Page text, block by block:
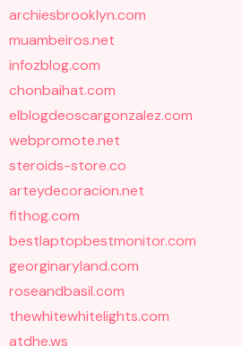
archiesbrooklyn.com
muambeiros.net
infozblog.com
chonbaihat.com
elblogdeoscargonzalez.com
webpromote.net
steroids-store.co
arteydecoracion.net
fithog.com
bestlaptopbestmonitor.com
georginaryland.com
roseandbasil.com
thewhitewhitelights.com
atdhe.ws